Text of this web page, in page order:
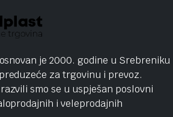
je 2000. godine u Srebreniku
za trgovinu i prevoz.
smo se u uspješan poslovni
i veleprodajnih